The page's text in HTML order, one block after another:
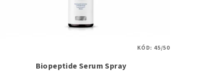
Biopeptide Serum Spray
KÓD: 45/50